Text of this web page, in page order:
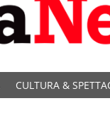
CULTURA &